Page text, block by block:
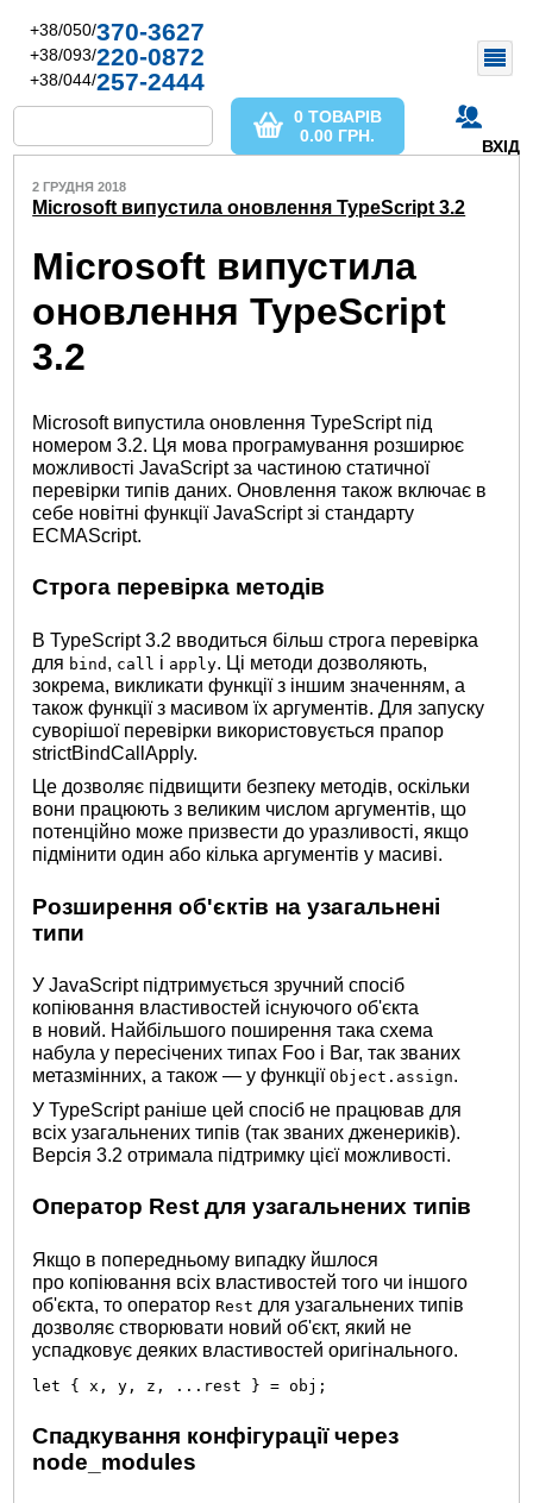
+38/050/370-3627
+38/093/220-0872
+38/044/257-2444
ВХІД
0 ТОВАРІВ
0.00 ГРН.
2 ГРУДНЯ 2018
Microsoft випустила оновлення TypeScript 3.2
Microsoft випустила
оновлення TypeScript
3.2
Microsoft випустила оновлення TypeScript під
номером 3.2. Ця мова програмування розширює
можливості JavaScript за частиною статичної
перевірки типів даних. Оновлення також включає в
себе новітні функції JavaScript зі стандарту
ECMAScript.
Строга перевірка методів
В TypeScript 3.2 вводиться більш строга перевірка
для bind , call і apply. Ці методи дозволяють,
зокрема, викликати функції з іншим значенням, а
також функції з масивом їх аргументів. Для запуску
суворішої перевірки використовується прапор
strictBindCallApply.
Це дозволяє підвищити безпеку методів, оскільки
вони працюють з великим числом аргументів, що
потенційно може призвести до уразливості, якщо
підмінити один або кілька аргументів у масиві.
Розширення об'єктів на узагальнені
типи
У JavaScript підтримується зручний спосіб
копіювання властивостей існуючого об'єкта
в новий. Найбільшого поширення така схема
набула у пересічених типах Foo і Bar, так званих
метазмінних, а також — у функціїObject.assign.
У TypeScript раніше цей спосіб не працював для
всіх узагальнених типів (так званих дженериків).
Версія 3.2 отримала підтримку цієї можливості.
Оператор Rest для узагальнених типів
Якщо в попередньому випадку йшлося
про копіювання всіх властивостей того чи іншого
об'єкта, то операторRest для узагальнених типів
дозволяє створювати новий об'єкт, який не
успадковує деяких властивостей оригінального.
let { x, y, z, ...rest } = obj;
Спадкування конфігурації через
node_modules